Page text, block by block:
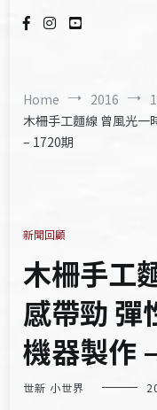
Home 2016
木柵手工麵線 曾風光一
– 1720期
新聞回顧
木柵手工
感帶勁 彈
機器製作
世新 小世界